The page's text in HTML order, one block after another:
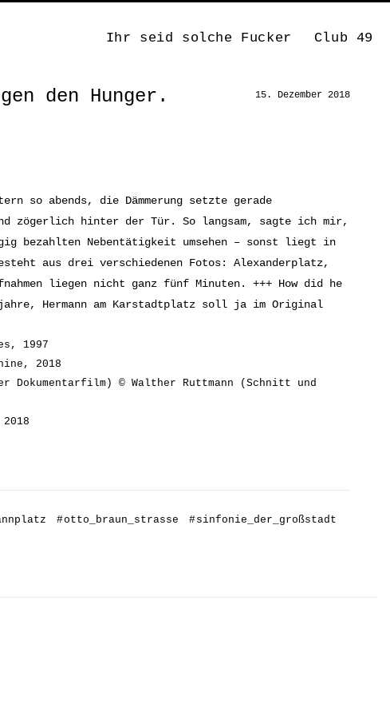
Ihr seid solche Fucker Club 49
den Hunger. 15. Dezember 2018
so abends, die Dämmerung setzte gerade
zögerlich hinter der Tür. So langsam, sagte ich mir,
bezahlten Nebentätigkeit umsehen – sonst liegt in
aus drei verschiedenen Fotos: Alexanderplatz,
liegen nicht ganz fünf Minuten. +++ How did he
Hermann am Karstadtplatz soll ja im Original
1997
2018
© Walther Ruttmann (Schnitt und
#otto_braun_strasse #sinfonie_der_großstadt